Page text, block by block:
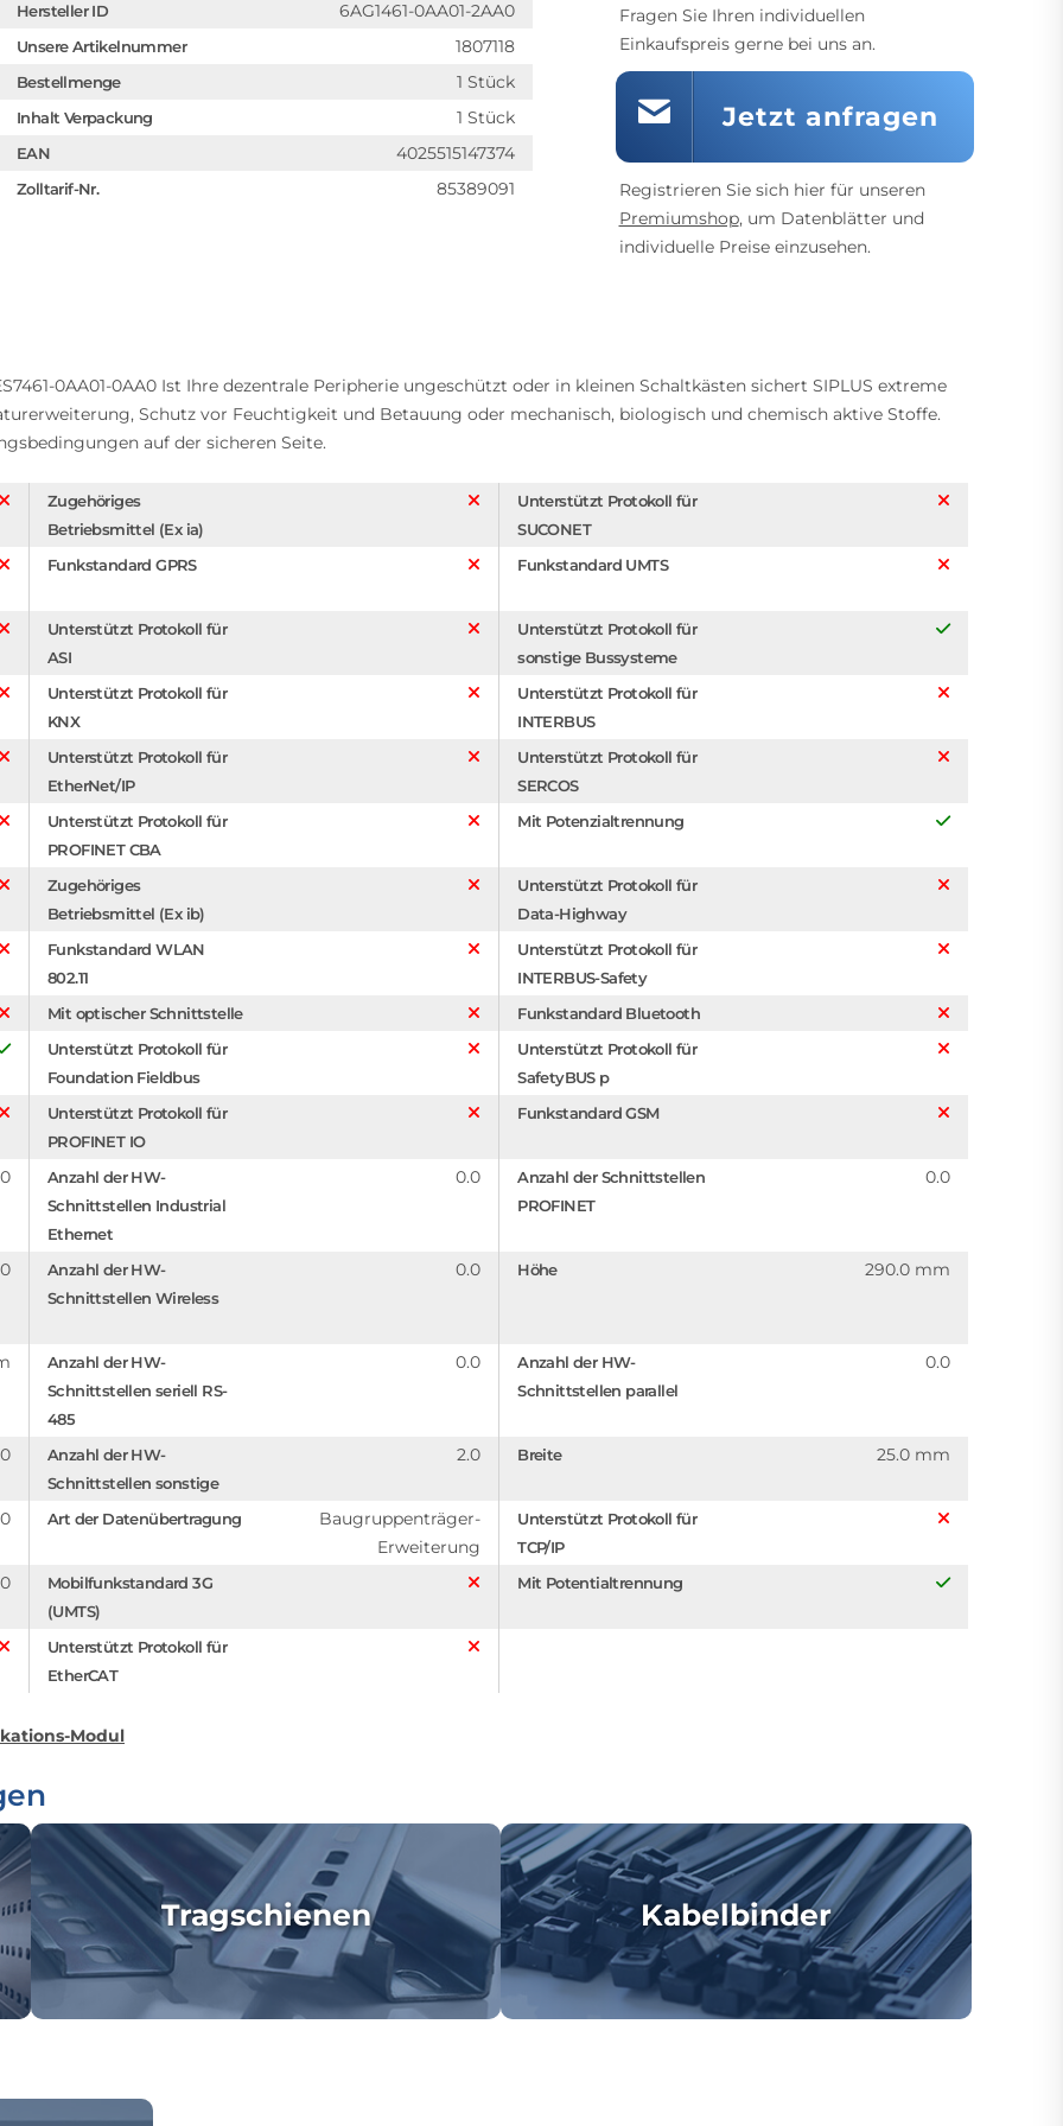
Hersteller ID 6AG1461-0AA01-2AA0
Unsere Artikelnummer 1807118
Bestellmenge 1 Stück
Inhalt Verpackung 1 Stück
EAN 4025515147374
Zolltarif-Nr. 85389091
Fragen Sie Ihren individuellen
Einkaufspreis gerne bei uns an.
Jetzt anfragen
Registrieren Sie sich hier für unseren
Premiumshop, um Datenblätter und
individuelle Preise einzusehen.
0AA01-0AA0 Ist Ihre dezentrale Peripherie ungeschützt oder in kleinen Schaltkästen sichert SIPLUS extreme
Schutz vor Feuchtigkeit und Betauung oder mechanisch, biologisch und chemisch aktive Stoffe.
auf der sicheren Seite.
Zugehöriges
Betriebsmittel (Ex ia)
Unterstützt Protokoll für
SUCONET
Funkstandard GPRS
Funkstandard UMTS
Unterstützt Protokoll für
ASI
Unterstützt Protokoll für
sonstige Bussysteme
Unterstützt Protokoll für
KNX
Unterstützt Protokoll für
INTERBUS
Unterstützt Protokoll für
EtherNet/IP
Unterstützt Protokoll für
SERCOS
Unterstützt Protokoll für
PROFINET CBA
Mit Potenzialtrennung
Zugehöriges
Betriebsmittel (Ex ib)
Unterstützt Protokoll für
Data-Highway
Funkstandard WLAN
802.11
Unterstützt Protokoll für
INTERBUS-Safety
Mit optischer Schnittstelle
Funkstandard Bluetooth
Unterstützt Protokoll für
Foundation Fieldbus
Unterstützt Protokoll für
SafetyBUS p
Unterstützt Protokoll für
PROFINET IO
Funkstandard GSM
Anzahl der HW-
Schnittstellen Industrial
Ethernet
0.0
Anzahl der Schnittstellen
PROFINET
0.0
Anzahl der HW-
Schnittstellen Wireless
0.0 Höhe 290.0 mm
Anzahl der HW-
Schnittstellen seriell RS-
485
0.0
Anzahl der HW-
Schnittstellen parallel
0.0
Anzahl der HW-
Schnittstellen sonstige
2.0 Breite 25.0 mm
Art der Datenübertragung
Baugruppenträger-
Erweiterung
Unterstützt Protokoll für
TCP/IP
Mobilfunkstandard 3G
(UMTS)
Mit Potentialtrennung
Unterstützt Protokoll für
EtherCAT
Modul
Tragschienen Kabelbinder